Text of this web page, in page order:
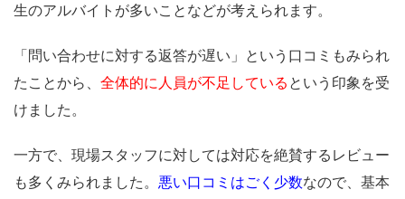
生のアルバイトが多いことなどが考えられます。
「問い合わせに対する返答が遅い」という口コミもみられ
たことから、 全体的に人員が不足している という印象を受
けました。
一方で、現場スタッフに対しては対応を絶賛するレビュー
も多くみられました。 悪い口コミはごく少数なので、基本